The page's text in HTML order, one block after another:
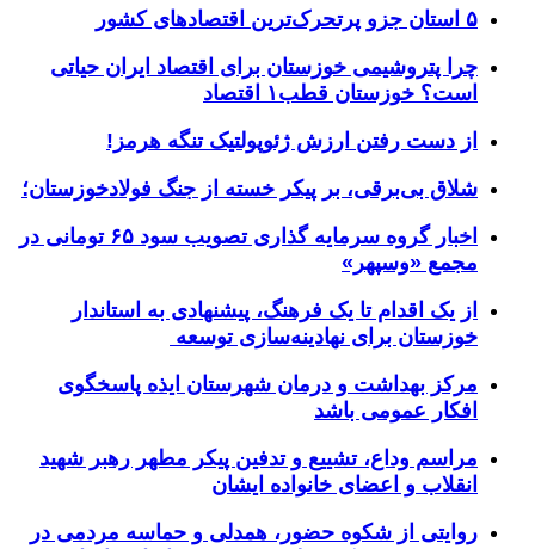
۵ استان جزو پرتحرک‌ترین اقتصاد‌های کشور
چرا پتروشیمی خوزستان برای اقتصاد ایران حیاتی
است؟ خوزستان قطب۱ اقتصاد
از دست رفتن ارزش ژئوپولتیک تنگه هرمز!
شلاق‌ بی‌برقی، بر پیکر خسته‌ از جنگ فولادخوزستان؛
اخبار گروه سرمایه گذاری تصویب سود ۶۵ تومانی در
مجمع «وسپهر»
از یک اقدام تا یک فرهنگ، پیشنهادی به استاندار
خوزستان برای نهادینه‌سازی توسعه
مرکز بهداشت و درمان شهرستان ایذه پاسخگوی
افکار عمومی باشد
مراسم وداع، تشییع و تدفین پیکر مطهر رهبر شهید
انقلاب و اعضای خانواده ایشان
روایتی از شکوه حضور، همدلی و حماسه مردمی در